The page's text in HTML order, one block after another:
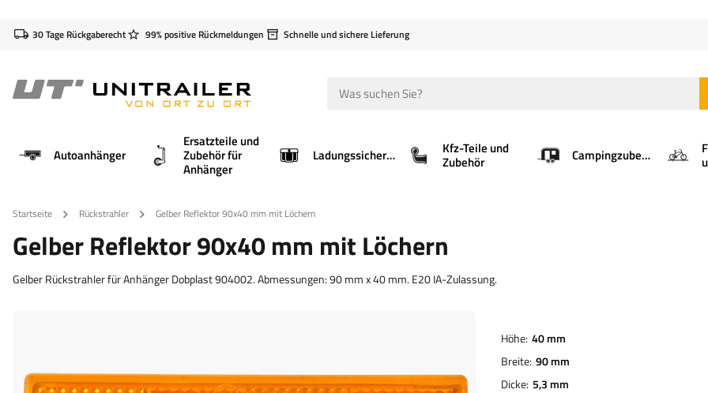
30 Tage Rückgaberecht 99% positive Rückmeldungen Schnelle und sichere Lieferung
Autoanhänger
Ersatzteile und
Zubehör für
Anhänger
Ladungssicherung Kfz-Teile und
Zubehör Campingzubehör
Startseite Rückstrahler Gelber Reflektor 90x40 mm mit Löchern
Gelber Reflektor 90x40 mm mit Löchern
Gelber Rückstrahler für Anhänger Dobplast 904002. Abmessungen: 90 mm x 40 mm. E20 IA-Zulassung.
Höhe 40 mm
Breite 90 mm
Dicke 5,3 mm